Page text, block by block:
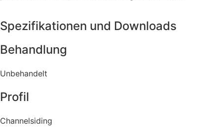
Spezifikationen und Downloads
Behandlung
Unbehandelt
Profil
Channelsiding